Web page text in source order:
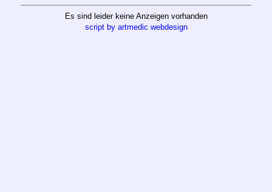
Es sind leider keine Anzeigen vorhanden
script by artmedic webdesign